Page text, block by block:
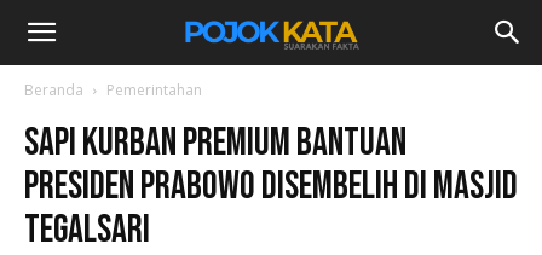
Beranda Pemerintahan
Sapi Kurban Premium Bantuan
Presiden Prabowo Disembelih di Masjid
Tegalsari